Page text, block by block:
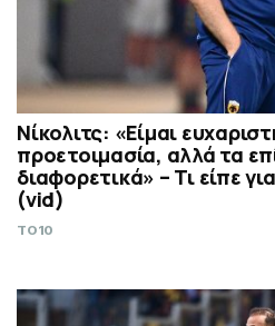
Νίκολιτς: «Είμαι
προετοιμασία, αλλά τα
διαφορετικά» – Τι είπε
(vid)
TO10